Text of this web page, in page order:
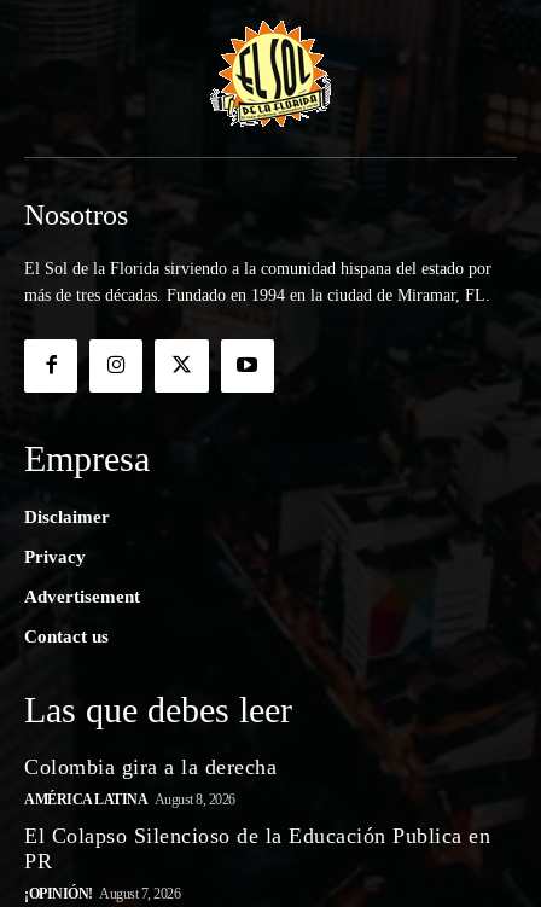
Nosotros
El Sol de la Florida sirviendo a la comunidad hispana del estado por
más de tres décadas. Fundado en 1994 en la ciudad de Miramar, FL.
Empresa
Disclaimer
Privacy
Advertisement
Contact us
Las que debes leer
Colombia gira a la derecha
AMÉRICA LATINA August 8, 2026
El Colapso Silencioso de la Educación Publica en
PR
¡OPINIÓN! August 7, 2026